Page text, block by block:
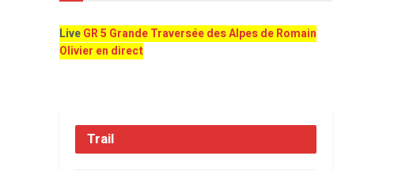
LiveGR 5 Grande Traversée des Alpes de Romain
Olivier en direct
Trail